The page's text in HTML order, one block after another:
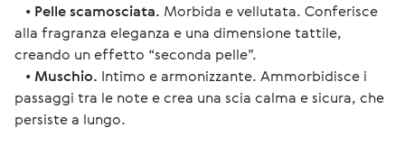
• Pelle scamosciata. Morbida e vellutata. Conferisce
alla fragranza eleganza e una dimensione tattile,
creando un effetto “seconda pelle”.
• Muschio. Intimo e armonizzante. Ammorbidisce i
passaggi tra le note e crea una scia calma e sicura, che
persiste a lungo.